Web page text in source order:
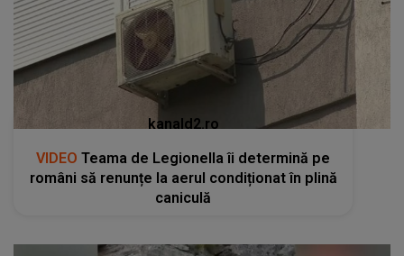
kanald2.ro
VIDEO Teama de Legionella îi determină pe
români să renunțe la aerul condiționat în plină
caniculă